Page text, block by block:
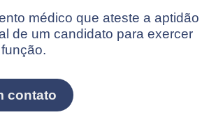
médico que ateste a aptidão
de um candidato para exercer
contato